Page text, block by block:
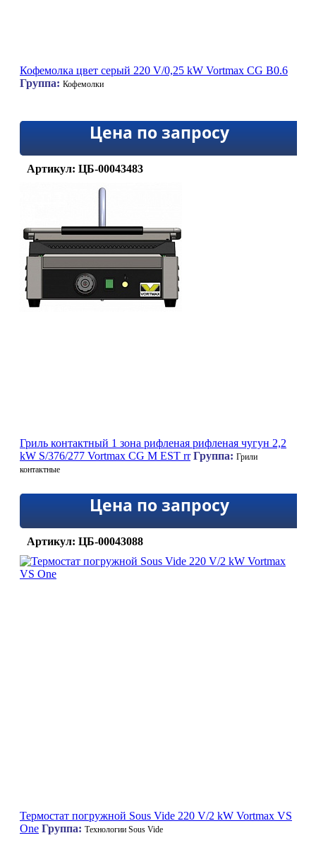
Кофемолка цвет серый 220 V/0,25 kW Vortmax CG B0.6
Группа: Кофемолки
Цена по запросу
Артикул: ЦБ-00043483
Гриль контактный 1 зона рифленая рифленая чугун 2,2
kW S/376/277 Vortmax CG M EST rr Группа: Грили
контактные
Цена по запросу
Артикул: ЦБ-00043088
Термостат погружной Sous Vide 220 V/2 kW Vortmax VS
One Группа: Технологии Sous Vide